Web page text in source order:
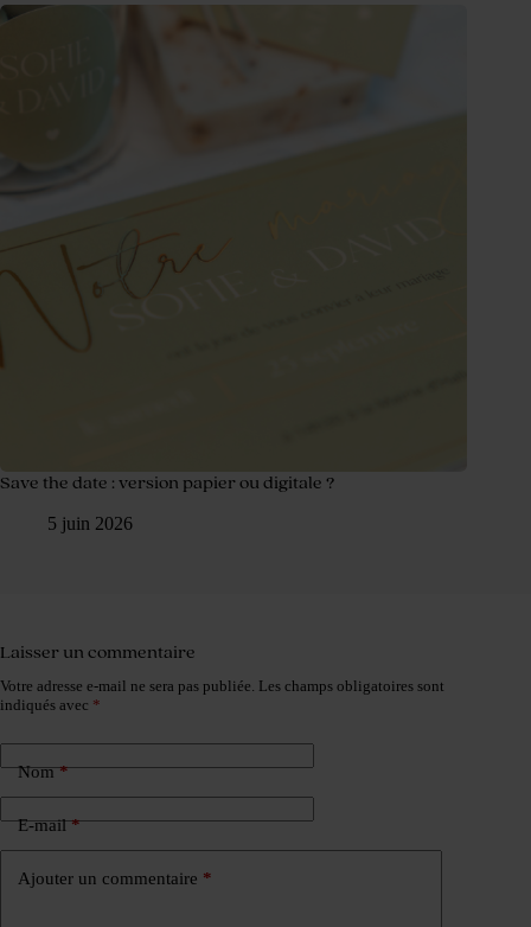
Save the date : version papier ou digitale ?
5 juin 2026
Laisser un commentaire
Votre adresse e-mail ne sera pas publiée. Les champs obligatoires sont
indiqués avec *
Nom*
E-mail*
Ajouter un commentaire *